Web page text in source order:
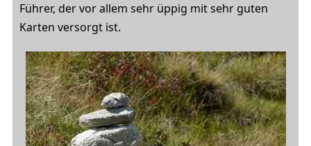
Führer, der vor allem sehr üppig mit sehr guten
Karten versorgt ist.